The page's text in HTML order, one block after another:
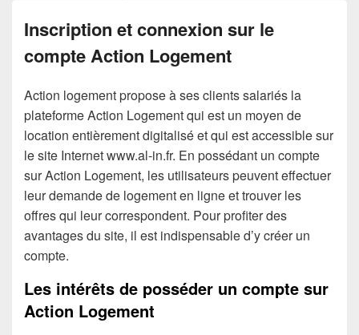
Inscription et connexion sur le
compte Action Logement
Action logement propose à ses clients salariés la
plateforme Action Logement qui est un moyen de
location entièrement digitalisé et qui est accessible sur
le site Internet www.al-in.fr. En possédant un compte
sur Action Logement, les utilisateurs peuvent effectuer
leur demande de logement en ligne et trouver les
offres qui leur correspondent. Pour profiter des
avantages du site, il est indispensable d’y créer un
compte.
Les intérêts de posséder un compte sur
Action Logement